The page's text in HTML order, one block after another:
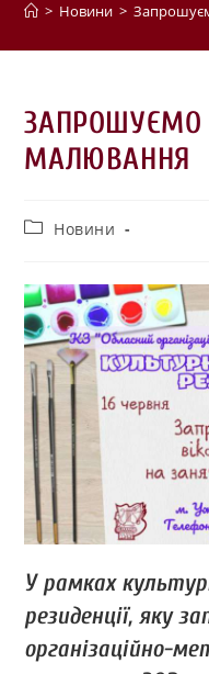
> Новини >
ЗАПРОШУЄМО
МАЛЮВАННЯ
Новини
У рамках
резиденції, яку
організаційно-